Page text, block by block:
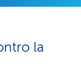
la